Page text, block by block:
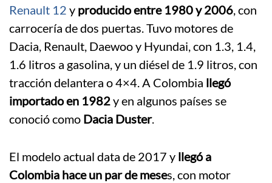
Renault 12 y producido entre 1980 y 2006, con
carrocería de dos puertas. Tuvo motores de
Dacia, Renault, Daewoo y Hyundai, con 1.3, 1.4,
1.6 litros a gasolina, y un diésel de 1.9 litros, con
tracción delantera o 4×4. A Colombia llegó
importado en 1982y en algunos países se
conoció como Dacia Duster.
El modelo actual data de 2017 y llegó a
Colombia hace un par de meses, con motor